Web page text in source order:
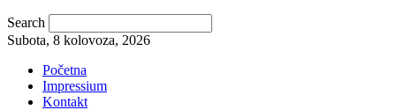
Search
Subota, 8 kolovoza, 2026
Početna
Impressium
Kontakt